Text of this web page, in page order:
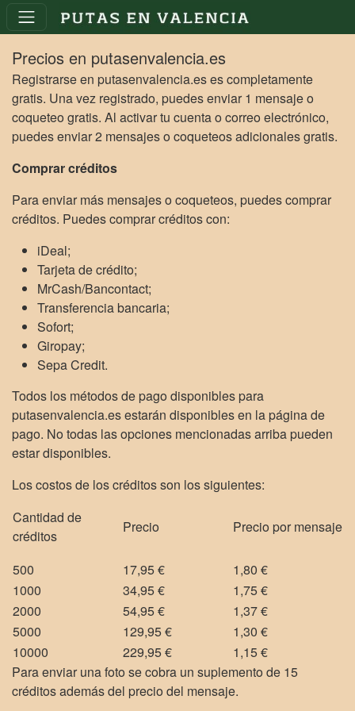
Precios en putasenvalencia.es
Registrarse en putasenvalencia.es es completamente
gratis. Una vez registrado, puedes enviar 1 mensaje o
coqueteo gratis. Al activar tu cuenta o correo electrónico,
puedes enviar 2 mensajes o coqueteos adicionales gratis.
Comprar créditos
Para enviar más mensajes o coqueteos, puedes comprar
créditos. Puedes comprar créditos con:
iDeal;
Tarjeta de crédito;
MrCash/Bancontact;
Transferencia bancaria;
Sofort;
Giropay;
Sepa Credit.
Todos los métodos de pago disponibles para
putasenvalencia.es estarán disponibles en la página de
pago. No todas las opciones mencionadas arriba pueden
estar disponibles.
Los costos de los créditos son los siguientes:
Cantidad de
créditos
Precio Precio por mensaje
500 17,95 €
1,80 €
1000
34,95 €
1,75 €
2000
54,95 €
1,37 €
5000
129,95 €
1,30 €
10000
229,95 €
1,15 €
Para enviar una foto se cobra un suplemento de 15
créditos además del precio del mensaje.